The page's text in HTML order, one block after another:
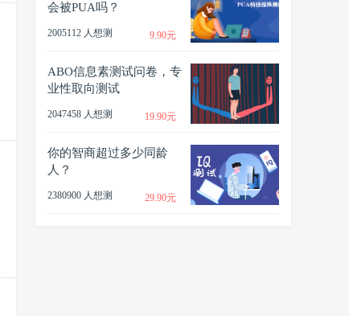
会被PUA吗？
2005112 人想测 9.90元
ABO信息素测试问卷，专
业性取向测试
2047458 人想测 19.90元
你的智商超过多少同龄
人？
2380900 人想测 29.90元